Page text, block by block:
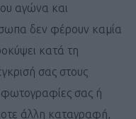
αγώνα και
δεν φέρουν καμία
κατά τη
σας στους
φωτογραφίες σας ή
άλλη καταγραφή,